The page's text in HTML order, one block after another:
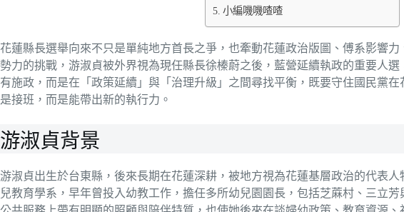
小編嘰嘰喳喳
花蓮縣長選舉向來不只是單純地方首長之爭，也牽動花蓮政治版圖、傅系影響
勢力的挑戰，游淑貞被外界視為現任縣長徐榛蔚之後，藍營延續執政的重要人
有施政，而是在「政策延續」與「治理升級」之間尋找平衡，既要守住國民黨
是接班，而是能帶出新的執行力。
游淑貞背景
游淑貞出生於台東縣，後來長期在花蓮深耕，被地方視為花蓮基層政治的代表
兒教育學系，早年曾投入幼教工作，擔任多所幼兒園園長，包括芝蔴村、三立